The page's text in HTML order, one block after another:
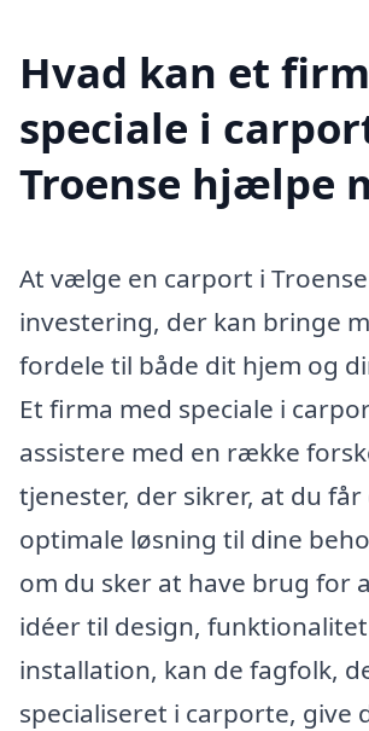
Hvad kan et
speciale i
Troense hjælpe
At vælge en carport i
investering, der kan bringe
fordele til både dit hjem og
Et firma med speciale i
assistere med en række
tjenester, der sikrer, at du får
optimale løsning til dine
om du sker at have brug for
idéer til design,
installation, kan de fagfolk,
specialiseret i carporte, give